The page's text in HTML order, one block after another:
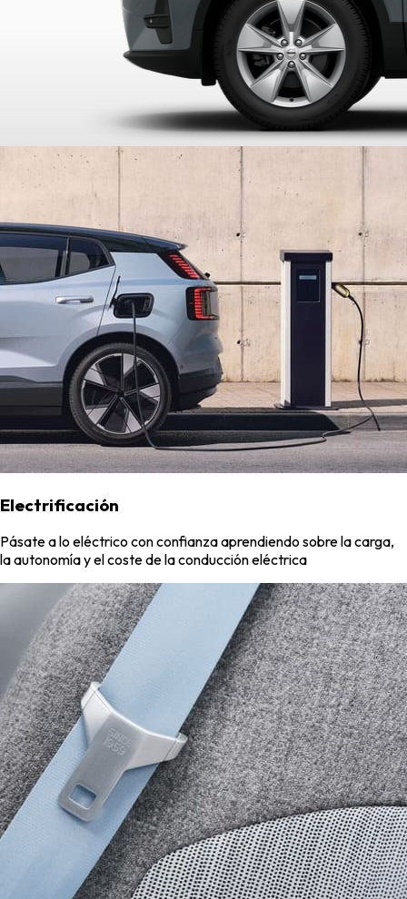
Electrificación
Pásate a lo eléctrico con confianza aprendiendo sobre la carga,
la autonomía y el coste de la conducción eléctrica